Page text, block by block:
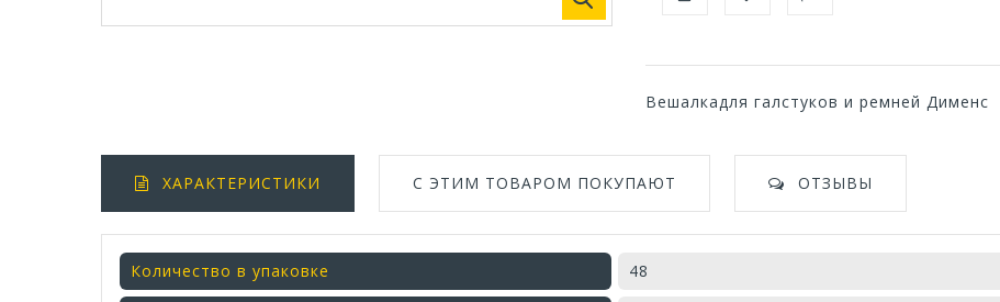
Вешалкадля галстуков и ремней Дименс
ХАРАКТЕРИСТИКИ С ЭТИМ ТОВАРОМ ПОКУПАЮТ ОТЗЫВЫ
Количество в упаковке 48